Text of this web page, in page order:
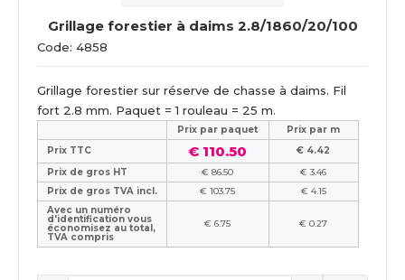
Grillage forestier à daims 2.8/1860/20/100
Code: 4858
Grillage forestier sur réserve de chasse à daims. Fil
fort 2.8 mm. Paquet = 1 rouleau = 25 m.
Prix ​​par paquet
Prix par m
Prix TTC
€ 110.50
€ 4.42
Prix de gros HT
€ 86.50
€ 3.46
Prix de gros TVA incl.
€ 103.75
€ 4.15
Avec un numéro
d'identification vous
économisez au total,
TVA compris
€ 6.75 € 0.27